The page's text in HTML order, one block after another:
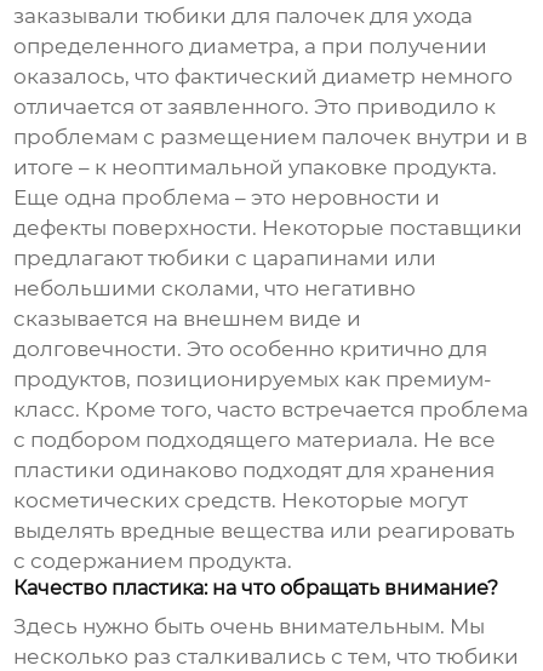
заказывалитюбики для палочек для ухода
определенного диаметра, а при получении
оказалось, что фактический диаметр немного
отличается от заявленного. Это приводило к
проблемам с размещением палочек внутри и в
итоге – к неоптимальной упаковке продукта.
Еще одна проблема – это неровности и
дефекты поверхности. Некоторые поставщики
предлагают тюбики с царапинами или
небольшими сколами, что негативно
сказывается на внешнем виде и
долговечности. Это особенно критично для
продуктов, позиционируемых как премиум-
класс. Кроме того, часто встречается проблема
с подбором подходящего материала. Не все
пластики одинаково подходят для хранения
косметических средств. Некоторые могут
выделять вредные вещества или реагировать
с содержанием продукта.
Качество пластика: на что обращать внимание?
Здесь нужно быть очень внимательным. Мы
несколько раз сталкивались с тем, чтотюбики